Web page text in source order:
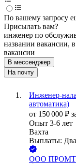
По вашему запросу
Присылать вам?
инженер по
названии вакансии,
вакансии
В мессенджер
На почту
Инженер-
автоматика)
от 150 000 ₽
Опыт 3-6 лет
Вахта
Выплаты: Два
ООО